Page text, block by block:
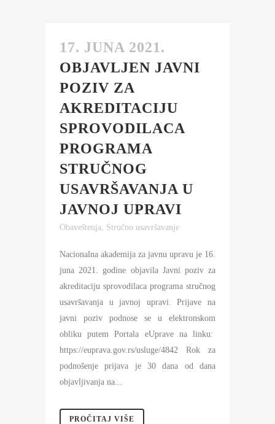
17. JUNA 2021.
OBJAVLJEN JAVNI
POZIV ZA
AKREDITACIJU
SPROVODILACA
PROGRAMA
STRUČNOG
USAVRŠAVANJA U
JAVNOJ UPRAVI
Obaveštenja Stručno usavršavanje
Nacionalna akademija za javnu upravu je 16.
juna 2021. godine objavila Javni poziv za
akreditaciju sprovodilaca programa stručnog
usavršavanja u javnoj upravi. Prijave na
javni poziv podnose se u elektronskom
obliku putem Portala eUprave na linku:
https://euprava.gov.rs/usluge/4842 Rok za
podnošenje prijava je 30 dana od dana
objavljivanja na...
PROČITAJ VIŠE